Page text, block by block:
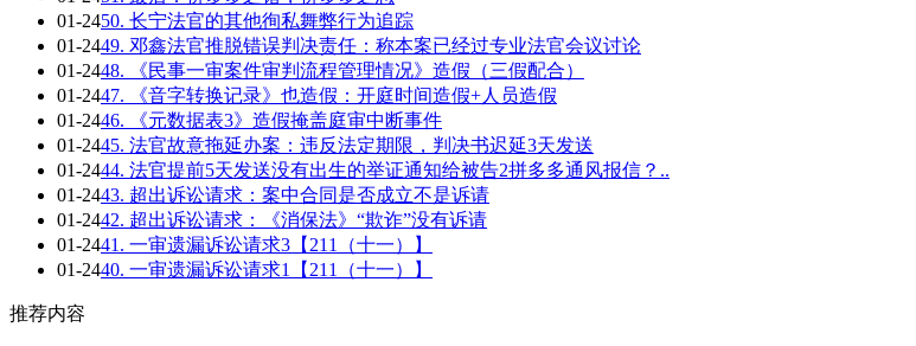
01-2450. 长宁法官的其他徇私舞弊行为追踪
01-2449. 邓鑫法官推脱错误判决责任：称本案已经过专业法官会议讨论
01-2448. 《民事一审案件审判流程管理情况》造假（三假配合）
01-2447. 《音字转换记录》也造假：开庭时间造假+人员造假
01-2446. 《元数据表3》造假掩盖庭审中断事件
01-2445. 法官故意拖延办案：违反法定期限，判决书迟延3天发送
01-2444. 法官提前5天发送没有出生的举证通知给被告2拼多多通风报信？..
01-2443. 超出诉讼请求：案中合同是否成立不是诉请
01-2442. 超出诉讼请求：《消保法》“欺诈”没有诉请
01-2441. 一审遗漏诉讼请求3【211（十一）】
01-2440. 一审遗漏诉讼请求1【211（十一）】
推荐内容